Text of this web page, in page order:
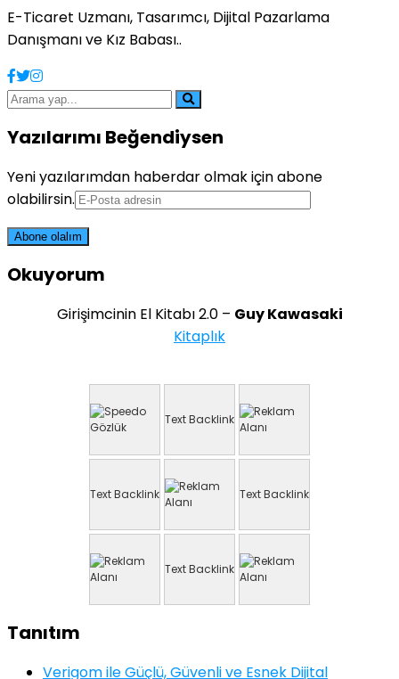
E-Ticaret Uzmanı, Tasarımcı, Dijital Pazarlama
Danışmanı ve Kız Babası..
Yazılarımı Beğendiysen
Yeni yazılarımdan haberdar olmak için abone
olabilirsin.
Okuyorum
Girişimcinin El Kitabı 2.0 – Guy Kawasaki
Kitaplık
Text Backlink
Text Backlink Text Backlink
Text Backlink
Tanıtım
Verigom ile Güçlü, Güvenli ve Esnek Dijital